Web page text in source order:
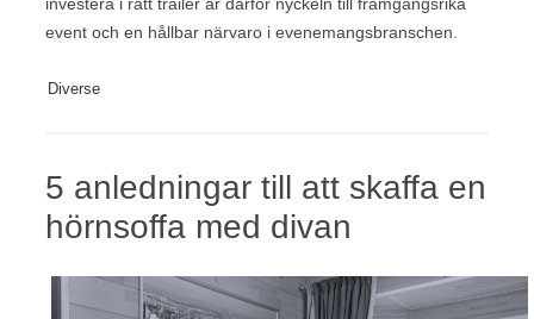
event och en hållbar närvaro i evenemangsbranschen.
Diverse
5 anledningar till att skaffa en
hörnsoffa med divan